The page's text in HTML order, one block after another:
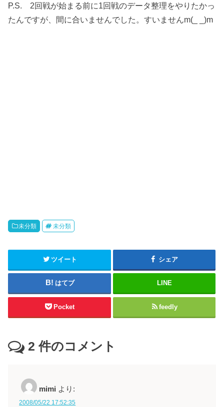
P.S. 2回戦が始まる前に1回戦のデータ整理をやりたかっ
たんですが、間に合いませんでした。すいませんm(_ _)m
未分類 未分類
ツイート シェア
はてブ LINE
Pocket feedly
2 件のコメント
mimi より:
2008/05/22 17:52:35